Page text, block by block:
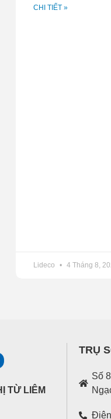
CHI TIẾT »
Lideco 4 Tháng 8,
TỪ LIÊM
TRỤ
Số